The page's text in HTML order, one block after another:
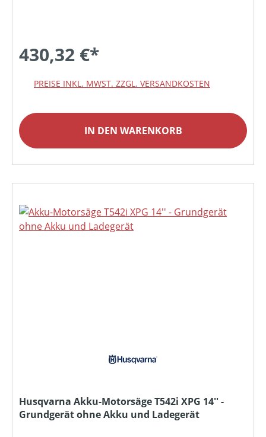
430,32 €*
PREISE INKL. MWST. ZZGL. VERSANDKOSTEN
IN DEN WARENKORB
Husqvarna Akku-Motorsäge T542i XPG 14'' -
Grundgerät ohne Akku und Ladegerät